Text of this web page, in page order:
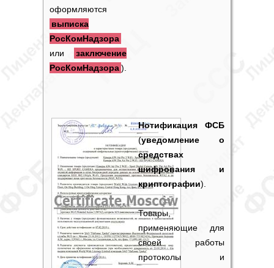
оформляются
выписка
РосКомНадзора
или
заключение
РосКомНадзора).
Нотификация ФСБ
(уведомление о
средствах
шифрования и
криптографии).
Товары,
применяющие для
своей работы
протоколы и